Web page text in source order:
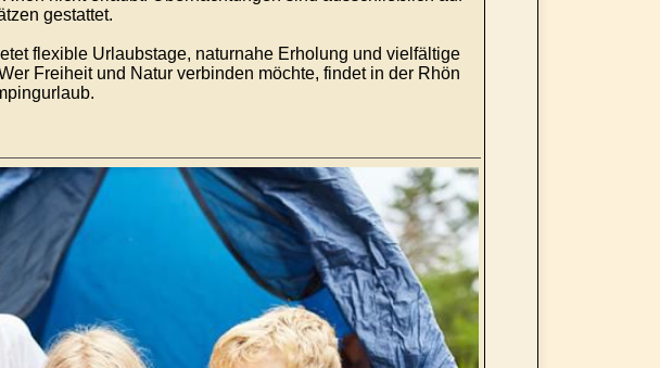
gestattet.
flexible Urlaubstage, naturnahe Erholung und vielfältige
Freiheit und Natur verbinden möchte, findet in der Rhön